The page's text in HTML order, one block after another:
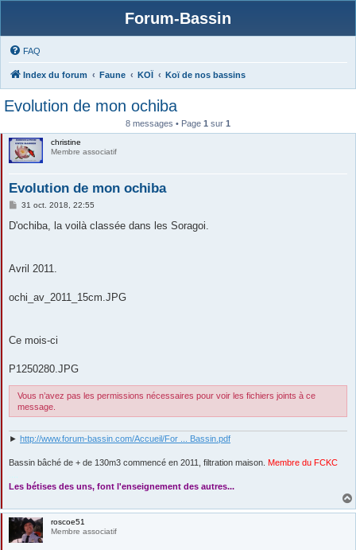
Forum-Bassin
FAQ
Index du forum Faune KOÏ Koï de nos bassins
Evolution de mon ochiba
8 messages • Page 1 sur 1
christine
Membre associatif
Evolution de mon ochiba
M
s
31 oct. 2018, 22:55
D'ochiba, la voilà classée dans les Soragoi.
Avril 2011.
ochi_av_2011_15cm.JPG
Ce mois-ci
P1250280.JPG
Vous n’avez pas les permissions nécessaires pour voir les fichiers joints à ce
message.
► http://www.forum-bassin.com/Accueil/For ... Bassin.pdf
Bassin bâché de + de 130m3 commencé en 2011, filtration maison. Membre du FCKC
Les bétises des uns, font l'enseignement des autres...
roscoe51
Membre associatif